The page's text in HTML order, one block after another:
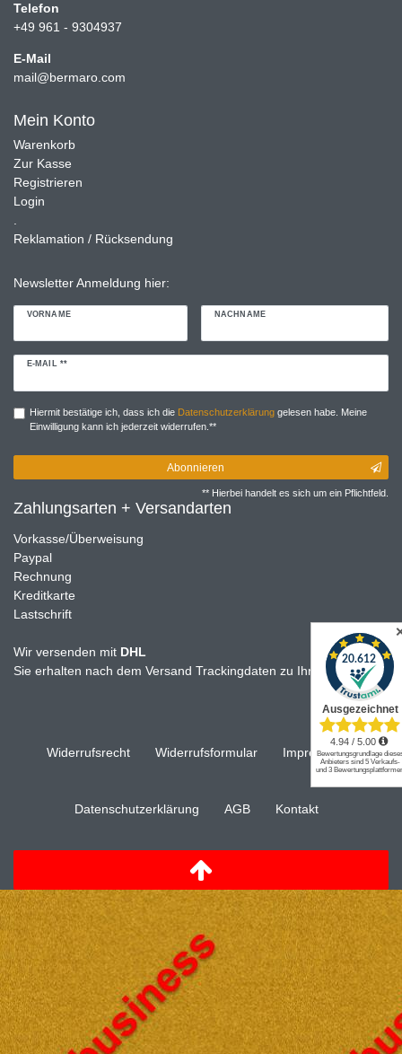
Telefon
+49 961 - 9304937
E-Mail
mail@bermaro.com
Mein Konto
Warenkorb
Zur Kasse
Registrieren
Login
Reklamation / Rücksendung
Newsletter Anmeldung hier:
VORNAME NACHNAME
E-MAIL **
Newsletter
Hiermit bestätige ich, dass ich die Daten­schutz­erklärunggelesen habe. Meine
Einwilligung kann ich jederzeit widerrufen.**
Abonnieren
** Hierbei handelt es sich um ein Pflichtfeld.
Zahlungsarten + Versandarten
Vorkasse/Überweisung
Paypal
Rechnung
Kreditkarte
Lastschrift
Wir versenden mit DHL
Sie erhalten nach dem Versand Trackingdaten zu Ihrer Sendung
Widerrufs­recht Widerrufs­formular Impressum
Daten­schutz­erklärung AGB Kontakt